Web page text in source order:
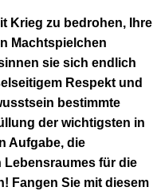
Krieg zu bedrohen, Ihre
Machtspielchen
sie sich endlich
Respekt und
bestimmte
der wichtigsten in
Aufgabe, die
Lebensraumes für die
Fangen Sie mit diesem